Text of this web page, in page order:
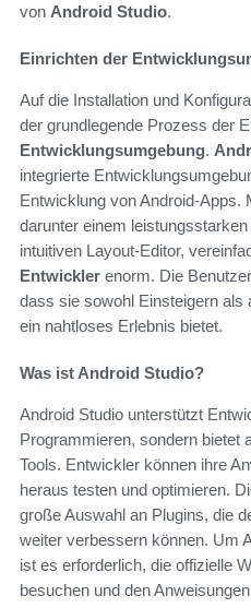
von Android Studio.
Einrichten der
Auf die Installation und
der grundlegende Prozess der
Entwicklungsumgebung.
integrierte
Entwicklung von Android-Apps.
darunter einem
intuitiven Layout-Editor,
Entwickler enorm. Die
dass sie sowohl Einsteigern als
ein nahtloses Erlebnis bietet.
Was ist Android Studio?
Android Studio unterstützt
Programmieren, sondern bietet
Tools. Entwickler können ihre
heraus testen und optimieren.
große Auswahl an Plugins, die
weiter verbessern können. Um
ist es erforderlich, die offizielle
besuchen und den